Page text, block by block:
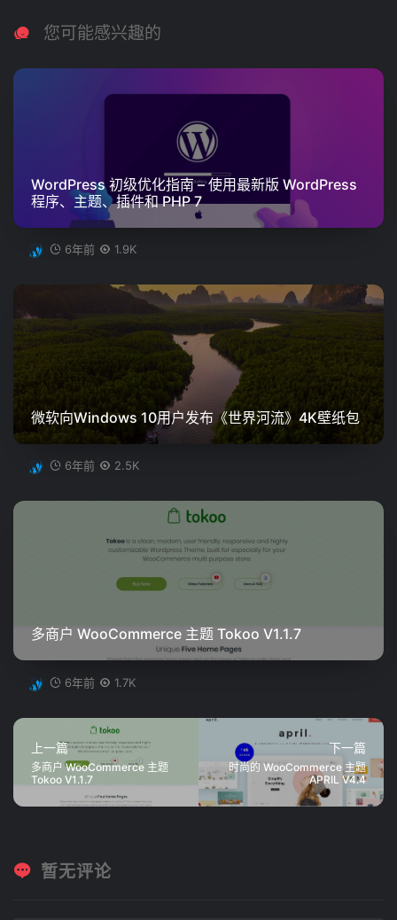
您可能感兴趣的
WordPress 初级优化指南 – 使用最新版 WordPress
程序、主题、插件和 PHP 7
6年前 1.9K
微软向Windows 10用户发布《世界河流》4K壁纸包
6年前 2.5K
多商户 WooCommerce 主题 Tokoo V1.1.7
6年前 1.7K
上一篇
多商户 WooCommerce 主题
Tokoo V1.1.7
下一篇
时尚的 WooCommerce 主题
APRIL V4.4
暂无评论